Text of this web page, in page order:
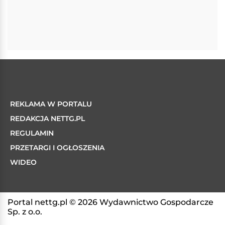
REKLAMA W PORTALU
REDAKCJA NETTG.PL
REGULAMIN
PRZETARGI I OGŁOSZENIA
WIDEO
Portal nettg.pl © 2026 Wydawnictwo Gospodarcze
Sp. z o.o.